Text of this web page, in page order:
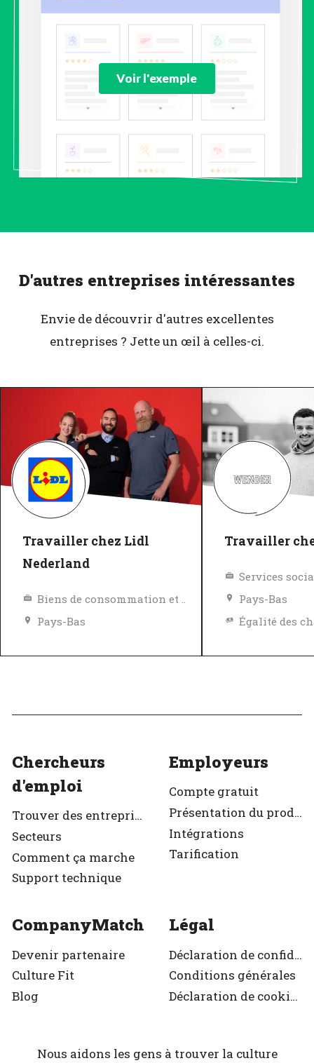
Voir l'exemple
D'autres entreprises intéressantes
Envie de découvrir d'autres excellentes
entreprises ? Jette un œil à celles-ci.
Travailler chez Lidl
Nederland
Pays-Bas
Travailler
Services
Pays-Bas
Chercheurs
d'emploi
Trouver des entreprises
Secteurs
Comment ça marche
Support technique
Employeurs
Compte gratuit
Présentation du produit
Intégrations
Tarification
CompanyMatch
Devenir partenaire
Culture Fit
Blog
Légal
Déclaration de confidentialité
Conditions générales
Déclaration de cookies
Nous aidons les gens à trouver la culture